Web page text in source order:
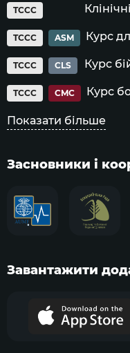
TCCC
TCCC ASM Курс
TCCC CLS Курс
TCCC CMC Курс
Показати більше
Засновники і
Завантажити